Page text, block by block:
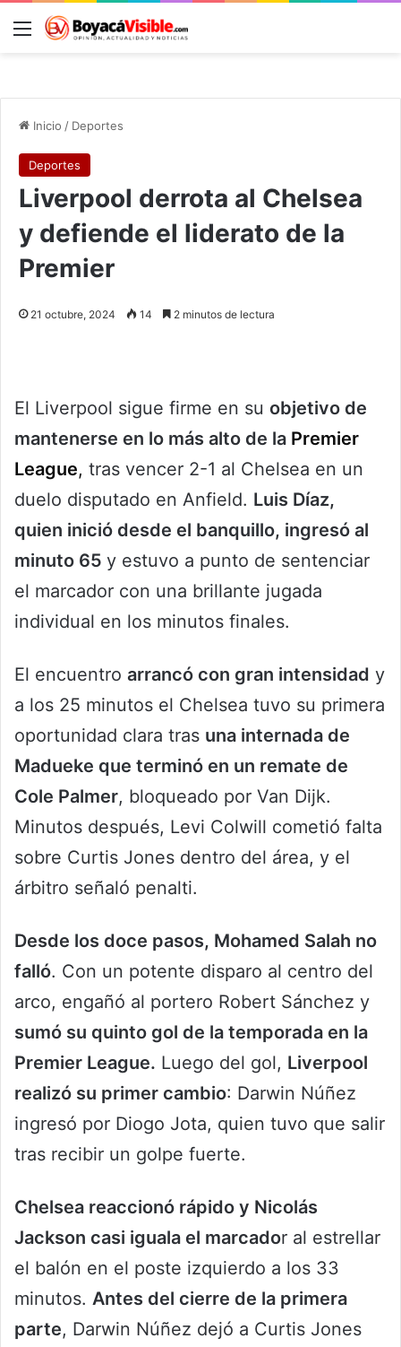
Menú
Inicio / Deportes
Deportes
Liverpool derrota al Chelsea
y defiende el liderato de la
Premier
21 octubre, 2024 14 2 minutos de lectura
El Liverpool sigue firme en su objetivo de
mantenerse en lo más alto de la Premier
League, tras vencer 2-1 al Chelsea en un
duelo disputado en Anfield. Luis Díaz,
quien inició desde el banquillo, ingresó al
minuto 65 y estuvo a punto de sentenciar
el marcador con una brillante jugada
individual en los minutos finales.
El encuentro arrancó con gran intensidad y
a los 25 minutos el Chelsea tuvo su primera
oportunidad clara tras una internada de
Madueke que terminó en un remate de
Cole Palmer, bloqueado por Van Dijk.
Minutos después, Levi Colwill cometió falta
sobre Curtis Jones dentro del área, y el
árbitro señaló penalti.
Desde los doce pasos, Mohamed Salah no
falló. Con un potente disparo al centro del
arco, engañó al portero Robert Sánchez y
sumó su quinto gol de la temporada en la
Premier League. Luego del gol, Liverpool
realizó su primer cambio: Darwin Núñez
ingresó por Diogo Jota, quien tuvo que salir
tras recibir un golpe fuerte.
Chelsea reaccionó rápido y Nicolás
Jackson casi iguala el marcador al estrellar
el balón en el poste izquierdo a los 33
minutos. Antes del cierre de la primera
parte, Darwin Núñez dejó a Curtis Jones